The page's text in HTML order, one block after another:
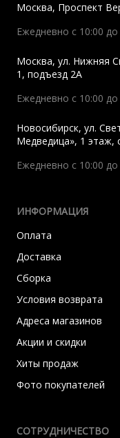
Москва, Проспект
Ежедневно с 10:00 до
Москва, ул. Нижняя
1, подъезд 2A
Ежедневно с 10:00 до
Новосибирск, ул.
Медведица», 1 этаж,
Ежедневно с 10:00 до
ИНФОРМАЦИЯ
Оплата
Доставка
Сборка
Условия возврата
Адреса магазинов
Акции и скидки
Хиты продаж
Фото покупателей
СОТРУДНИЧЕСТВО